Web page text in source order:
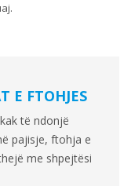
E FTOHJES
të ndonjë
pajisje, ftohja e
me shpejtësi